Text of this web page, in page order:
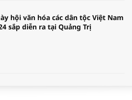
hội văn hóa các dân tộc Việt Nam
sắp diễn ra tại Quảng Trị